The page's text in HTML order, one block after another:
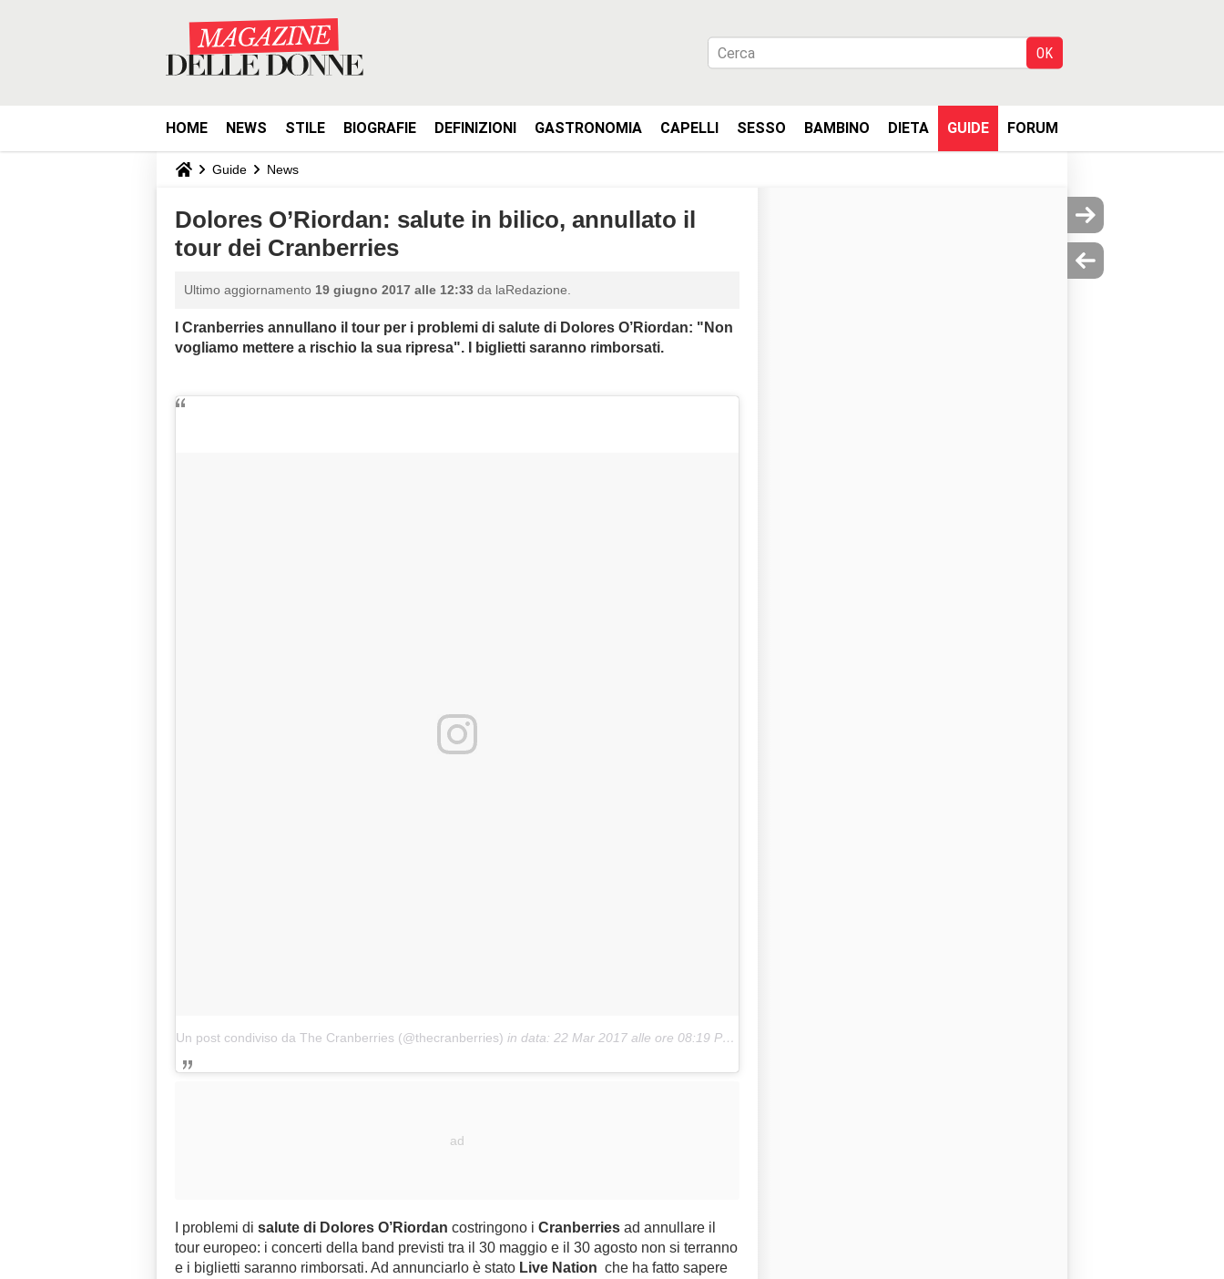
HOME NEWS STILE BIOGRAFIE DEFINIZIONI GASTRONOMIA CAPELLI SESSO BAMBINO DIETA GUIDE FORUM
Guide News
Dolores O’Riordan: salute in bilico, annullato il
tour dei Cranberries
Ultimo aggiornamento 19 giugno 2017 alle 12:33 da laRedazione.
I Cranberries annullano il tour per i problemi di salute di Dolores O’Riordan: "Non
vogliamo mettere a rischio la sua ripresa". I biglietti saranno rimborsati.
Un post condiviso da The Cranberries (@thecranberries) in data: 22 Mar 2017 alle ore 08:19 PDT
I problemi di salute di Dolores O’Riordan costringono i Cranberries ad annullare il
tour europeo: i concerti della band previsti tra il 30 maggio e il 30 agosto non si terranno
e i biglietti saranno rimborsati. Ad annunciarlo è stato Live Nation che ha fatto sapere